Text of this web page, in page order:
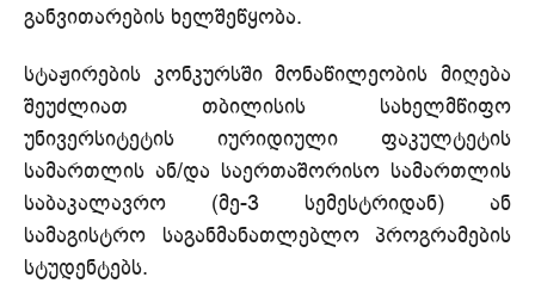
განვითარების ხელშეწყობა.
სტაჟირების კონკურსში მონაწილეობის მიღება
შეუძლიათ თბილისის სახელმწიფო
უნივერსიტეტის იურიდიული ფაკულტეტის
სამართლის ან/და საერთაშორისო სამართლის
საბაკალავრო (მე-3 სემესტრიდან) ან
სამაგისტრო საგანმანათლებლო პროგრამების
სტუდენტებს.